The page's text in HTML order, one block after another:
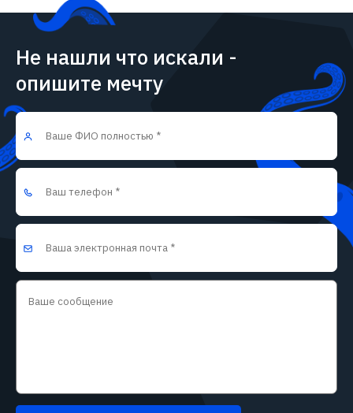
Не нашли что искали -
опишите мечту